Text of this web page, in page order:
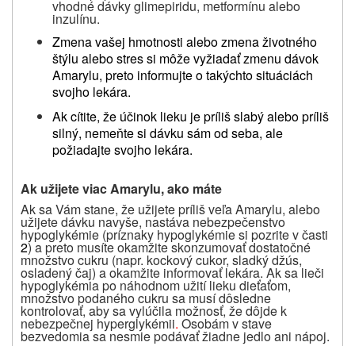
vhodné dávky glimepiridu, metformínu alebo
inzulínu.
Zmena vašej hmotnosti alebo zmena životného
štýlu alebo stres si môže vyžiadať zmenu dávok
Amarylu, preto informujte o takýchto situáciách
svojho lekára.
Ak cítite, že účinok lieku je príliš slabý alebo príliš
silný, nemeňte si dávku sám od seba, ale
požiadajte svojho lekára.
Ak užijete viac Amarylu, ako máte
Ak sa Vám stane, že užijete príliš veľa Amarylu, alebo
užijete dávku navyše, nastáva nebezpečenstvo
hypoglykémie (príznaky hypoglykémie si pozrite v časti
2) a preto musíte okamžite skonzumovať dostatočné
množstvo cukru (napr. kockový cukor, sladký džús,
osladený čaj) a okamžite informovať lekára. Ak sa lieči
hypoglykémia po náhodnom užití lieku dieťaťom,
množstvo podaného cukru sa musí dôsledne
kontrolovať, aby sa vylúčila možnosť, že dôjde k
nebezpečnej hyperglykémii. Osobám v stave
bezvedomia sa nesmie podávať žiadne jedlo ani nápoj.